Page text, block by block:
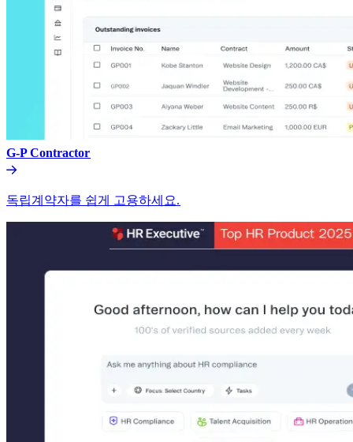
G-P Contractor​​
독립계약자를 쉽게 고용하세요.​​